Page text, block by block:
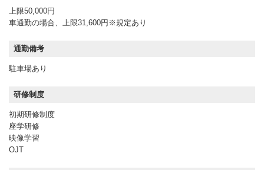
上限50,000円
車通勤の場合、上限31,600円※規定あり
通勤備考
駐車場あり
研修制度
初期研修制度
座学研修
映像学習
OJT